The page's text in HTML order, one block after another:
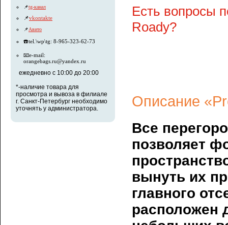
📌tg-канал
📌vkontakte
📌Авито
☎️tel.\wp\tg: 8-965-323-62-73
📧e-mail:
orangebags.ru@yandex.ru
ежедневно с 10:00 до 20:00
*-наличие товара для
просмотра и вывоза в филиале
г. Санкт-Петербург необходимо
уточнять у администратора.
Есть вопросы
Roady?
Описание
Все
позволяет
вынуть их
главного
расположен